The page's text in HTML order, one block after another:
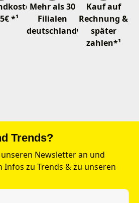
*¹
Mehr als 30
Filialen
deutschlandweit
Kauf auf
Rechnung &
später
zahlen*¹
Trends?
Newsletter an und
Infos zu Trends & zu unseren